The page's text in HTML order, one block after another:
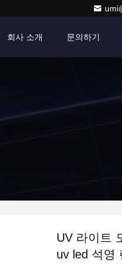
회사 소개 문의하기
UV 라이트
uv led 석영